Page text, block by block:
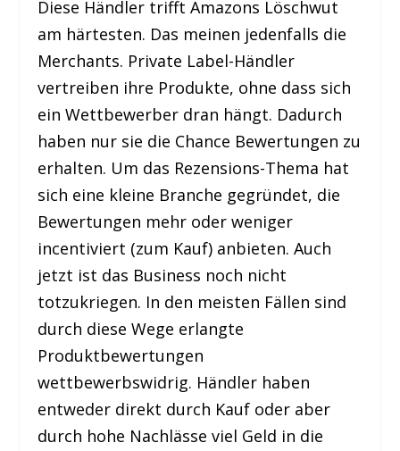
Diese Händler trifft Amazons Löschwut
am härtesten. Das meinen jedenfalls die
Merchants. Private Label-Händler
vertreiben ihre Produkte, ohne dass sich
ein Wettbewerber dran hängt. Dadurch
haben nur sie die Chance Bewertungen zu
erhalten. Um das Rezensions-Thema hat
sich eine kleine Branche gegründet, die
Bewertungen mehr oder weniger
incentiviert (zum Kauf) anbieten. Auch
jetzt ist das Business noch nicht
totzukriegen. In den meisten Fällen sind
durch diese Wege erlangte
Produktbewertungen
wettbewerbswidrig. Händler haben
entweder direkt durch Kauf oder aber
durch hohe Nachlässe viel Geld in die